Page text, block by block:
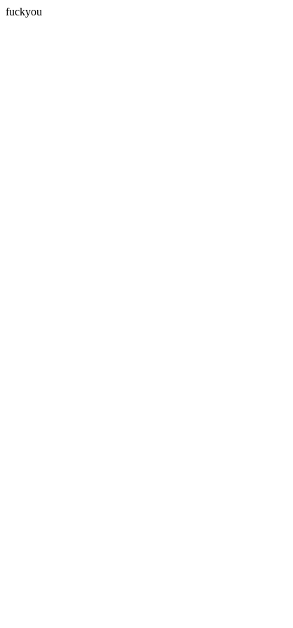
fuckyou